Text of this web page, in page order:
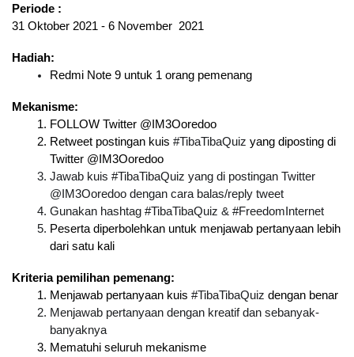
Periode :
31 Oktober 2021 - 6 November  2021
Hadiah:
Redmi Note 9 untuk 1 orang pemenang
Mekanisme:
FOLLOW Twitter @IM3Ooredoo
Retweet postingan kuis #TibaTibaQuiz yang diposting di
Twitter @IM3Ooredoo
Jawab kuis #TibaTibaQuiz yang di postingan Twitter
@IM3Ooredoo dengan cara balas/reply tweet
Gunakan hashtag #TibaTibaQuiz & #FreedomInternet
Peserta diperbolehkan untuk menjawab pertanyaan lebih
dari satu kali
Kriteria pemilihan pemenang:
Menjawab pertanyaan kuis #TibaTibaQuiz dengan benar
Menjawab pertanyaan dengan kreatif dan sebanyak-
banyaknya
Mematuhi seluruh mekanisme